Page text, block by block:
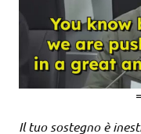
Il tuo sostegno è